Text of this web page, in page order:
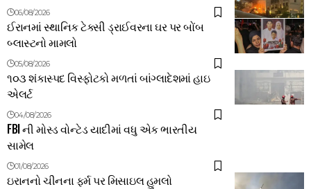
06/08/2026
ઈરાનમાં સ્થાનિક ટેક્સી ડ્રાઈવરના ઘર પર બોંબ
બ્લાસ્ટનો મામલો
05/08/2026
૧૦૩ શંકાસ્પદ વિસ્ફોટકો મળતાં બાંગ્લાદેશમાં હાઇ
એલર્ટ
04/08/2026
FBI ની મોસ્ડ વોન્ટેડ યાદીમાં વધુ એક ભારતીય
સામેલ
01/08/2026
ઇરાનનો ચીનના ફર્મ પર મિસાઇલ હુમલો